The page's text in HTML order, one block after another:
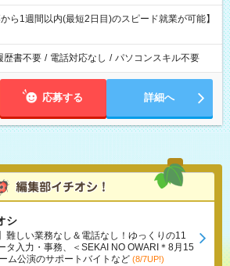
ら1週間以内(最短2日目)のスピード就業が可能】
歴書不要 / 電話対応なし / パソコンスキル不要
応募する 詳細へ
シ
難しい業務なし＆電話なし！ゆっくりの11
タ入力・事務、＜SEKAI NO OWARI＊8月15
ム公演のサポートバイトなど (8/7UP!)